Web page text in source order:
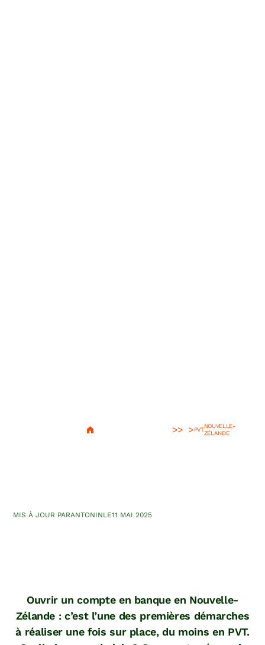
> PVT
NOUVELLE-
ZÉLANDE
MIS À JOUR PARANTONINLE11 MAI 2025
Ouvrir un compte en banque en Nouvelle-
Zélande : c’est l’une des premières démarches
à réaliser une fois sur place, du moins en PVT.